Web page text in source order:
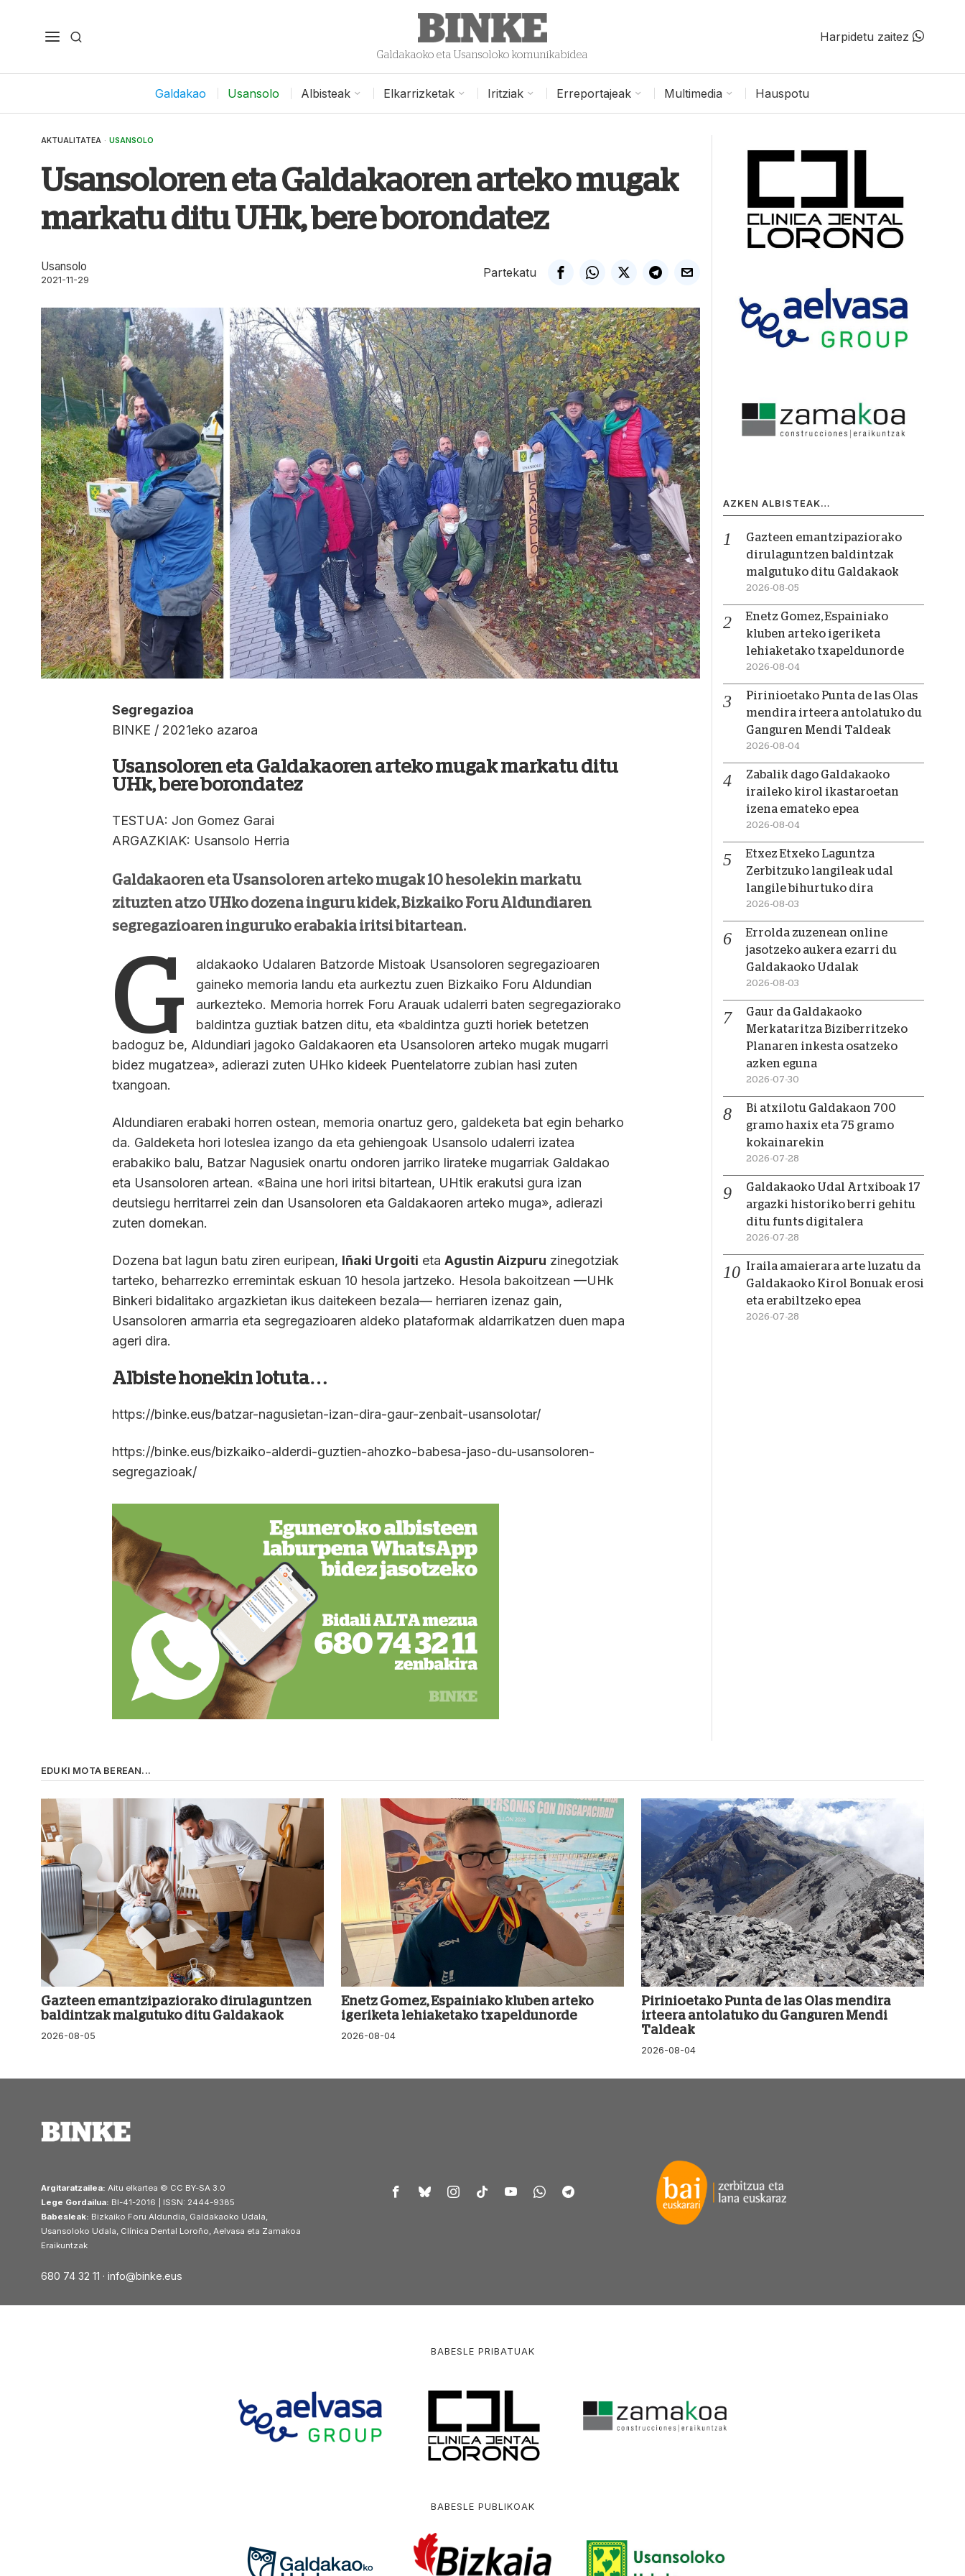
Galdakaoko eta Usansoloko komunikabidea
Harpidetu zaitez
Galdakao Usansolo Albisteak Elkarrizketak Iritziak Erreportajeak Multimedia Hauspotu
AKTUALITATEA · USANSOLO
Usansoloren eta Galdakaoren arteko mugak
markatu ditu UHk, bere borondatez
Usansolo
2021-11-29
Partekatu
Segregazioa
BINKE / 2021eko azaroa
Usansoloren eta Galdakaoren arteko mugak markatu ditu
UHk, bere borondatez
TESTUA: Jon Gomez Garai
ARGAZKIAK: Usansolo Herria
Galdakaoren eta Usansoloren arteko mugak 10 hesolekin markatu
zituzten atzo UHko dozena inguru kidek, Bizkaiko Foru Aldundiaren
segregazioaren inguruko erabakia iritsi bitartean.
G
aldakaoko Udalaren Batzorde Mistoak Usansoloren segregazioaren
gaineko memoria landu eta aurkeztu zuen Bizkaiko Foru Aldundian
aurkezteko. Memoria horrek Foru Arauak udalerri baten segregaziorako
baldintza guztiak batzen ditu, eta «baldintza guzti horiek betetzen
badoguz be, Aldundiari jagoko Galdakaoren eta Usansoloren arteko mugak mugarri
bidez mugatzea», adierazi zuten UHko kideek Puentelatorre zubian hasi zuten
txangoan.
Aldundiaren erabaki horren ostean, memoria onartuz gero, galdeketa bat egin beharko
da. Galdeketa hori loteslea izango da eta gehiengoak Usansolo udalerri izatea
erabakiko balu, Batzar Nagusiek onartu ondoren jarriko lirateke mugarriak Galdakao
eta Usansoloren artean. «Baina une hori iritsi bitartean, UHtik erakutsi gura izan
deutsiegu herritarrei zein dan Usansoloren eta Galdakaoren arteko muga», adierazi
zuten domekan.
Dozena bat lagun batu ziren euripean, Iñaki Urgoiti eta Agustin Aizpuru zinegotziak
tarteko, beharrezko erremintak eskuan 10 hesola jartzeko. Hesola bakoitzean —UHk
Binkeri bidalitako argazkietan ikus daitekeen bezala— herriaren izenaz gain,
Usansoloren armarria eta segregazioaren aldeko plataformak aldarrikatzen duen mapa
ageri dira.
Albiste honekin lotuta…
https://binke.eus/batzar-nagusietan-izan-dira-gaur-zenbait-usansolotar/
https://binke.eus/bizkaiko-alderdi-guztien-ahozko-babesa-jaso-du-usansoloren-
segregazioak/
AZKEN ALBISTEAK…
Gazteen emantzipaziorako
dirulaguntzen baldintzak
malgutuko ditu Galdakaok
2026-08-05
Enetz Gomez, Espainiako
kluben arteko igeriketa
lehiaketako txapeldunorde
2026-08-04
Pirinioetako Punta de las Olas
mendira irteera antolatuko du
Ganguren Mendi Taldeak
2026-08-04
Zabalik dago Galdakaoko
iraileko kirol ikastaroetan
izena emateko epea
2026-08-04
Etxez Etxeko Laguntza
Zerbitzuko langileak udal
langile bihurtuko dira
2026-08-03
Errolda zuzenean online
jasotzeko aukera ezarri du
Galdakaoko Udalak
2026-08-03
Gaur da Galdakaoko
Merkataritza Biziberritzeko
Planaren inkesta osatzeko
azken eguna
2026-07-30
Bi atxilotu Galdakaon 700
gramo haxix eta 75 gramo
kokainarekin
2026-07-28
Galdakaoko Udal Artxiboak 17
argazki historiko berri gehitu
ditu funts digitalera
2026-07-28
Iraila amaierara arte luzatu da
Galdakaoko Kirol Bonuak erosi
eta erabiltzeko epea
2026-07-28
EDUKI MOTA BEREAN...
Gazteen emantzipaziorako dirulaguntzen
baldintzak malgutuko ditu Galdakaok
2026-08-05
Enetz Gomez, Espainiako kluben arteko
igeriketa lehiaketako txapeldunorde
2026-08-04
Pirinioetako Punta de las Olas mendira
irteera antolatuko du Ganguren Mendi
Taldeak
2026-08-04
Argitaratzailea: Aitu elkartea © CC BY-SA 3.0
Lege Gordailua: BI-41-2016 | ISSN: 2444-9385
Babesleak: Bizkaiko Foru Aldundia, Galdakaoko Udala,
Usansoloko Udala, Clínica Dental Loroño, Aelvasa eta Zamakoa
Eraikuntzak
680 74 32 11 · info@binke.eus
BABESLE PRIBATUAK
BABESLE PUBLIKOAK